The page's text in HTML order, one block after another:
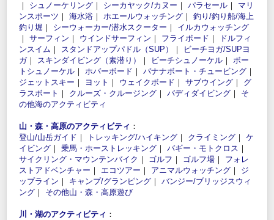
｜ シュノーケリング ｜ シーカヤック/カヌー ｜ パラセール ｜ マリ
ンスポーツ ｜ 海水浴 ｜ ホエールウォッチング ｜ 釣り/釣り船/海上
釣り堀 ｜ シーウォーカー/潜水スクーター ｜ イルカウォッチング
｜ サーフィン ｜ ウインドサーフィン ｜ フライボード ｜
ドルフィ
ンスイム ｜ スタンドアップパドル（SUP） ｜
ビーチヨガ/SUPヨ
ガ｜ スキンダイビング（素潜り） ｜ ビーチシュノーケル ｜ ボー
トシュノーケル ｜ ホバーボード ｜ バナナボート・チュービング ｜
ジェットスキー ｜ ヨット ｜ ウェイクボード ｜ サブウイング ｜ グ
ラスボート ｜ クルーズ・クルージング ｜ バディダイビング ｜ そ
の他海のアクティビティ
山・森・高原のアクティビティ ：
登山/山岳ガイド ｜ トレッキング/ハイキング ｜ クライミング ｜ ケ
イビング ｜ 乗馬・ホーストレッキング ｜ バギー・モトクロス ｜
サイクリング・マウンテンバイク ｜ ゴルフ ｜ ゴルフ場 ｜ フォレ
ストアドベンチャー ｜ エコツアー ｜ アニマルウォッチング ｜ ジ
ップライン ｜ キャンプ/グランピング ｜ バンジー/ブリッジスウィ
ング ｜ その他山・森・高原遊び
川・湖のアクティビティ ：